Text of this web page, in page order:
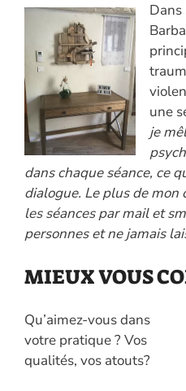
Dans
une
je
dans chaque séance, ce
dialogue. Le plus de
les séances par mail et
personnes et ne jamais
MIEUX VOUS
Qu’aimez-vous dans
votre pratique ? Vos
qualités, vos atouts?